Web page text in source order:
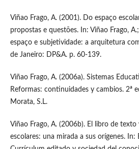
Viñao Frago, A. (2001). Do espaço
propostas e questões. In: Viñao Frago,
espaço e subjetividade: a arquitetura
de Janeiro: DP&A. p. 60-139.
Viñao Frago, A. (2006a). Sistemas
Reformas: continuidades y cambios. 2ª
Morata, S.L.
Viñao Frago, A. (2006b). El libro de texto
escolares: una mirada a sus orígenes. In: